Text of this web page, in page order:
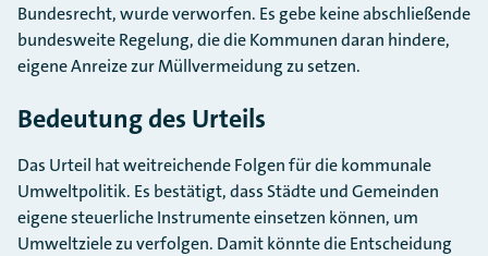
Bundesrecht, wurde verworfen. Es gebe keine abschließende
bundesweite Regelung, die die Kommunen daran hindere,
eigene Anreize zur Müllvermeidung zu setzen.
Bedeutung des Urteils
Das Urteil hat weitreichende Folgen für die kommunale
Umweltpolitik. Es bestätigt, dass Städte und Gemeinden
eigene steuerliche Instrumente einsetzen können, um
Umweltziele zu verfolgen. Damit könnte die Entscheidung